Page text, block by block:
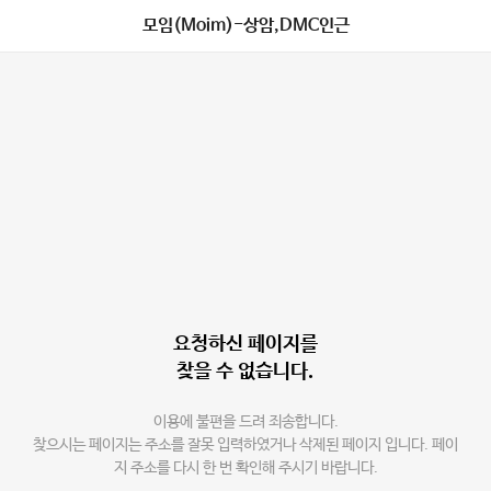
모임(Moim)-상암,DMC인근
요청하신 페이지를
찾을 수 없습니다.
이용에 불편을 드려 죄송합니다.
찾으시는 페이지는 주소를 잘못 입력하였거나 삭제된 페이지 입니다. 페이
지 주소를 다시 한 번 확인해 주시기 바랍니다.